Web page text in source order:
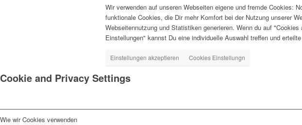
Wir verwenden auf unseren Webseiten eigene und fremde Cookies:
funktionale Cookies, die Dir mehr Komfort bei der Nutzung unserer
Webseitennutzung und Statistiken generieren. Wenn du auf
Einstellungen" kannst Du eine individuelle Auswahl treffen und
Einstellungen akzeptieren Cookies Einstellungn
Cookie and Privacy Settings
Wie wir Cookies verwenden